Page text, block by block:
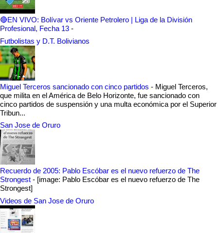
🔴EN VIVO: Bolívar vs Oriente Petrolero | Liga de la División
Profesional, Fecha 13 -
Futbolistas y D.T. Bolivianos
Miguel Terceros sancionado con cinco partidos - Miguel Terceros,
que milita en el América de Belo Horizonte, fue sancionado con
cinco partidos de suspensión y una multa económica por el Superior
Tribun...
San Jose de Oruro
Recuerdo de 2005: Pablo Escóbar es el nuevo refuerzo de The
Strongest - [image: Pablo Escóbar es el nuevo refuerzo de The
Strongest]
Videos de San Jose de Oruro